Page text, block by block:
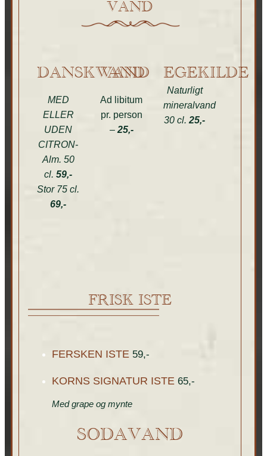
VAND
DANSKVAND
MED
ELLER
UDEN
CITRON-
Alm. 50
cl.59,-
Stor 75 cl.
69,-
VAND
Ad libitum
pr. person
– 25,-
EGEKILDE
Naturligt
mineralvand
30 cl.25,-
FRISK ISTE
FERSKEN ISTE 59,-
KORNS SIGNATUR ISTE 65,-
Med grape og mynte
SODAVAND